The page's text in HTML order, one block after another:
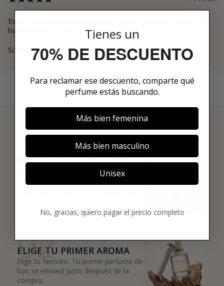
Es un perfume que recuerda a los días de playa en verano. Me
ha encantado el olor.
Sonia
3 PASOS PARA HACERTE MIEMBRO
01
ENCUENTRA LO QUE TE
Explora más de 600 fragancias nicho y
02
ELIGE TU PRIMER AROMA
Elige tu favorito. Tu primer perfume de
lujo se enviará justo después de la
compra.
Tienes un
70% DE DESCUENTO
Para reclamar ese descuento, comparte qué
perfume estás buscando.
Más bien femenina
Más bien masculino
Unisex
No, gracias, quiero pagar el precio completo